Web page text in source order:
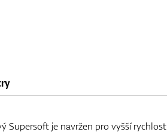
Supersoft je navržen pro vyšší rychlost